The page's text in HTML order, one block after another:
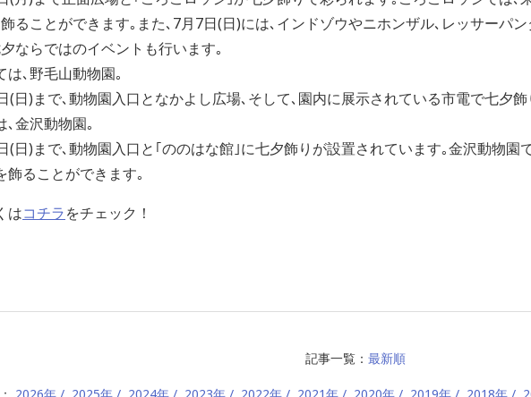
ることができます｡また､7月7日(日)には､インドゾウやニホンザル､レッサーパ
ならではのイベントも行います｡
は､野毛山動物園｡
(日)まで､動物園入口となかよし広場､そして､園内に展示されている市電で七夕
､金沢動物園｡
(日)まで､動物園入口と｢ののはな館｣に七夕飾りが設置されています｡金沢動物園
飾ることができます｡
はコチラをチェック！
記事一覧： 最新順